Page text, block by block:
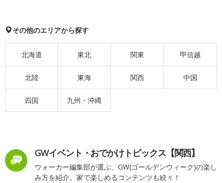
その他のエリアから探す
北海道 東北 関東 甲信越
北陸 東海 関西 中国
四国 九州・沖縄
GWイベント・おでかけトピックス【関西】
ウォーカー編集部が選ぶ、GW(ゴールデンウィーク)の楽し
み方を紹介。家で楽しめるコンテンツも続々！